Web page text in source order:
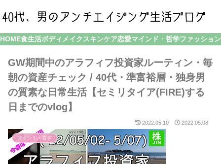
HOME食生活ボディメイク スキンケア恋愛マインド・哲学ファッション
GW期間中のアラフィフ投資家ルーティン・毎
朝の資産チェック / 40代・準富裕層・独身男
の質素な日常生活【セミリタイア(FIRE)する
日までのvlog】
2022.05.10 2022.05.08
マインド・哲学